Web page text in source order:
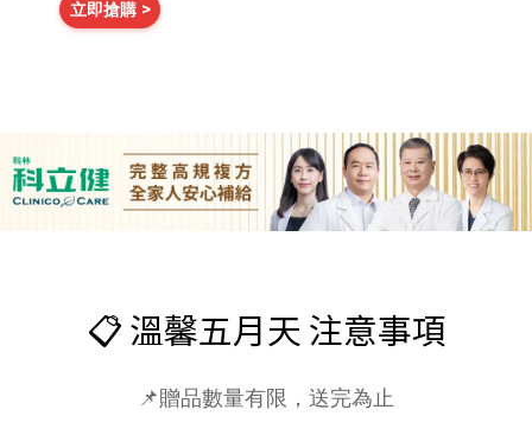
📋 溫馨五月天 注意事項
📌贈品數量有限，送完為止